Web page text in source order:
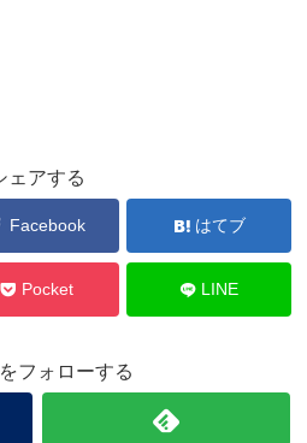
ェアする
Facebook はてブ
Pocket LINE
フォローする